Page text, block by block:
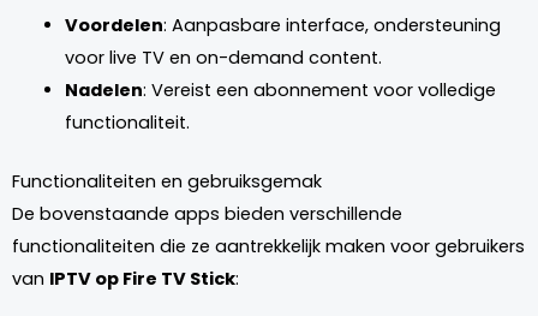
Voordelen: Aanpasbare interface, ondersteuning
voor live TV en on-demand content.
Nadelen: Vereist een abonnement voor volledige
functionaliteit.
Functionaliteiten en gebruiksgemak
De bovenstaande apps bieden verschillende
functionaliteiten die ze aantrekkelijk maken voor gebruikers
van IPTV op Fire TV Stick: